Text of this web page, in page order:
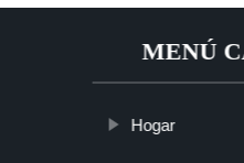
MENÚ
Hogar